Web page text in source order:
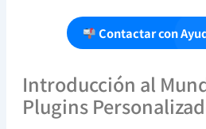
Contactar con
Introducción al
Plugins